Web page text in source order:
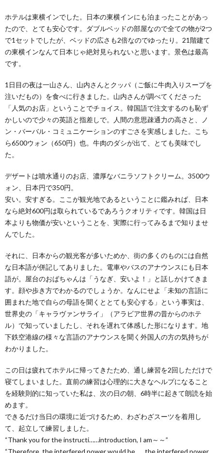
ホテルは東横インでした。日本の東横インにも泊まったことがあっ
たので、とても安心です。ダブルベッドの部屋なので全ての物が2つ
で1セットでしたが、ベッドの広さも2倍なのでゆったり。21階建て
の東横インなんて日本じゃ絶対見られないと思います。景色は最高
です。
1日目の夜は一山さん、山内さんとクッパ（ご飯に牛肉入りスープを
注いだもの）を食べに行きました。山内さんが調べてくださった
「人気のお店」ということでチョイス。韓国語で注文するのも恥ず
かしいので少々の英語と指差しで。人間の意思疎通力の高さと、ノ
ン・バーバル・コミュニケーションのすごさを実感しました。こち
ら6500ウォン（650円）也。牛肉のダシが出て、とても美味でし
た。
デザートは噴水通りのお店、濃厚なバニラソフトクリーム。3500ウ
ォン、日本円で350円。
安い。安すぎる。ここが観光地であるということに鑑みれば、日本
なら絶対600円は取られているであろうクオリティです。韓国は日
本よりも物価が安いということを、実際に行ってみるまで知りませ
んでした。
それに、日本からの観光客が多いためか、街の多くのものには自然
な日本語が併記してありました。電車やバスのアナウンスにも日本
語が。屋台のおばちゃんは「うなぎ、安いよ！」と話しかけてきま
す。顔や歩き方でわかるのでしょうか。なんにせよ「未知の言語に
囲まれた地で自らの母語を聞くととても安心する」という事実は、
世界史の「キャラヴァンサライ」（アラビア世界の昔からのホテ
ル）で知っていましたし、それを遅れて体感した形になります。地
下鉄空港線の様々な言語のアナウンスを聞く外国人の方の気持ちが
わかりました。
この日は疲れてホテルに帰ってきたため、通し練習を2回しただけで
寝てしまいました。直前の練習は心理的に大きなヘルプになること
を経験則的に知っていた私は、次の日の朝、6時半に起きて朗読を始
めます。
できるだけ当日の環境に近づけるため、わざわざスーツを着用し
て、起立して練習しました。
“Thank you for the instructi……introduction, I am～～”
“Therefore, the interfered power would be……the interfered power